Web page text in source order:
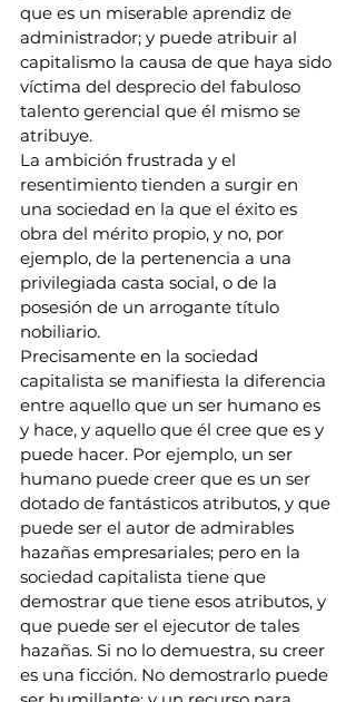
que es un miserable aprendiz de
administrador; y puede atribuir al
capitalismo la causa de que haya sido
víctima del desprecio del fabuloso
talento gerencial que él mismo se
atribuye.
La ambición frustrada y el
resentimiento tienden a surgir en
una sociedad en la que el éxito es
obra del mérito propio, y no, por
ejemplo, de la pertenencia a una
privilegiada casta social, o de la
posesión de un arrogante título
nobiliario.
Precisamente en la sociedad
capitalista se manifiesta la diferencia
entre aquello que un ser humano es
y hace, y aquello que él cree que es y
puede hacer. Por ejemplo, un ser
humano puede creer que es un ser
dotado de fantásticos atributos, y que
puede ser el autor de admirables
hazañas empresariales; pero en la
sociedad capitalista tiene que
demostrar que tiene esos atributos, y
que puede ser el ejecutor de tales
hazañas. Si no lo demuestra, su creer
es una ficción. No demostrarlo puede